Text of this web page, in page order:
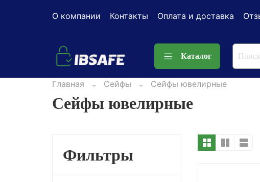
О компании Контакты Оплата и доставка
Каталог
Главная Сейфы Сейфы ювелирные
Сейфы ювелирные
Фильтры